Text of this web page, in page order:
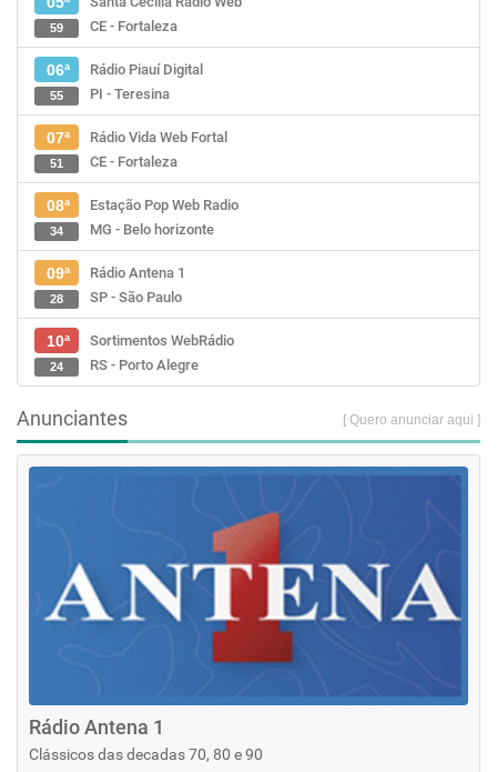
CE - Fortaleza
59
06ª
Rádio Piauí Digital
PI - Teresina
55
07ª
Rádio Vida Web Fortal
CE - Fortaleza
51
08ª
Estação Pop Web Radio
MG - Belo horizonte
34
09ª
Rádio Antena 1
SP - São Paulo
28
10ª
Sortimentos WebRádio
RS - Porto Alegre
24
Anunciantes [ Quero anunciar aqui ]
Rádio Antena 1
Clássicos das decadas 70, 80 e 90